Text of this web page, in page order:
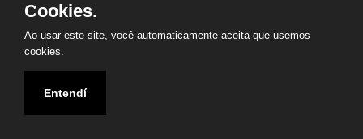
Ristorantino Jardins lança menu de outono em
Cookies.
Ao usar este site, você automaticamente aceita que usemos
cookies.
Entendí